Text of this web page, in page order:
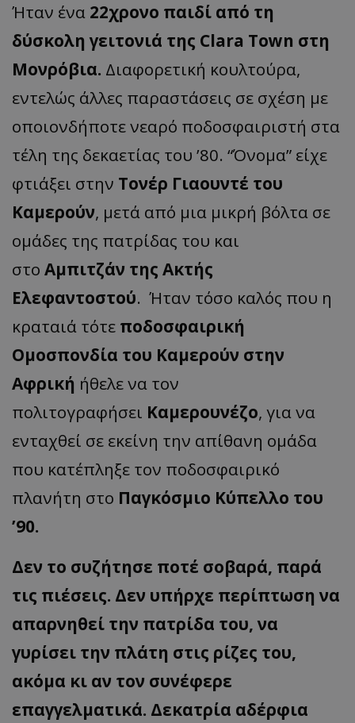
Ήταν ένα 22χρονο παιδί από τη
δύσκολη γειτονιά της Clara Town στη
Μονρόβια. Διαφορετική κουλτούρα,
εντελώς άλλες παραστάσεις σε σχέση με
οποιονδήποτε νεαρό ποδοσφαιριστή στα
τέλη της δεκαετίας του ’80. “Όνομα” είχε
φτιάξει στην Τονέρ Γιαουντέ του
Καμερούν, μετά από μια μικρή βόλτα σε
ομάδες της πατρίδας του και
στο Αμπιτζάν της Ακτής
Ελεφαντοστού. Ήταν τόσο καλός που η
κραταιά τότε ποδοσφαιρική
Ομοσπονδία του Καμερούν στην
Αφρική ήθελε να τον
πολιτογραφήσει Καμερουνέζο, για να
ενταχθεί σε εκείνη την απίθανη ομάδα
που κατέπληξε τον ποδοσφαιρικό
πλανήτη στο Παγκόσμιο Κύπελλο του
’90.
Δεν το συζήτησε ποτέ σοβαρά, παρά
τις πιέσεις. Δεν υπήρχε περίπτωση να
απαρνηθεί την πατρίδα του, να
γυρίσει την πλάτη στις ρίζες του,
ακόμα κι αν τον συνέφερε
επαγγελματικά. Δεκατρία αδέρφια